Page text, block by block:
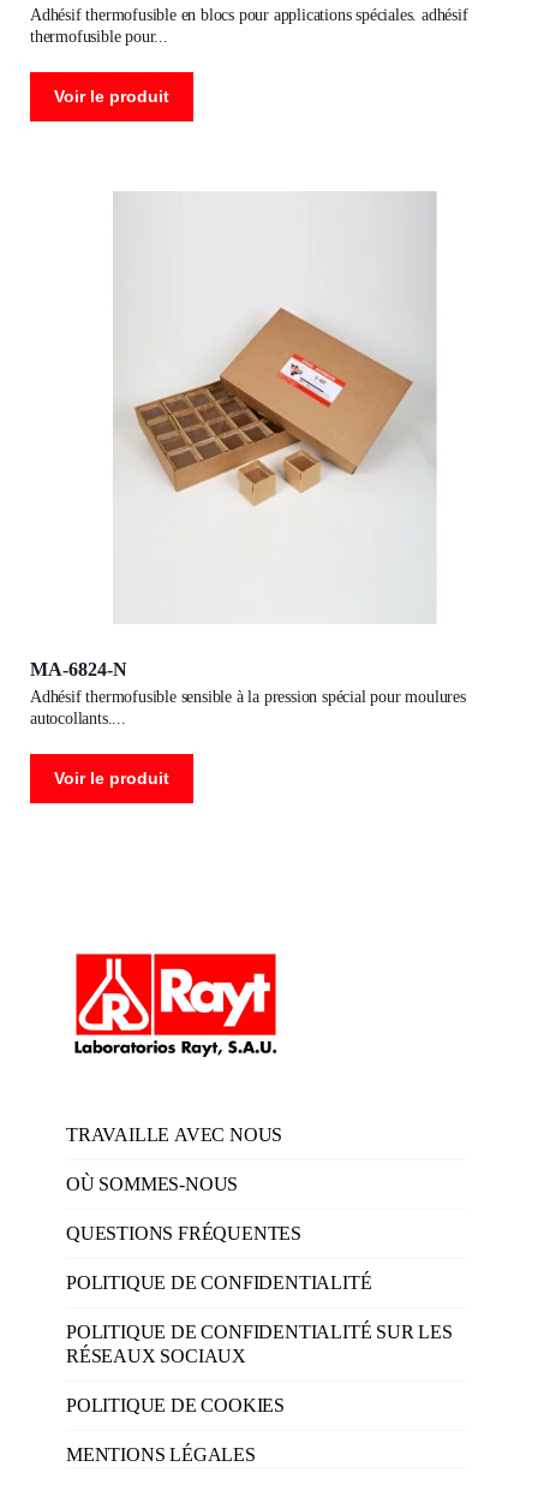
adhésif thermofusible en blocs pour applications spéciales. adhésif
thermofusible pour
Voir le produit
MA-6824-N
adhésif thermofusible sensible à la pression spécial pour moulures
autocollants.
Voir le produit
TRAVAILLE AVEC NOUS
OÙ SOMMES-NOUS
QUESTIONS FRÉQUENTES
POLITIQUE DE CONFIDENTIALITÉ
POLITIQUE DE CONFIDENTIALITÉ SUR LES
RÉSEAUX SOCIAUX
POLITIQUE DE COOKIES
MENTIONS LÉGALES